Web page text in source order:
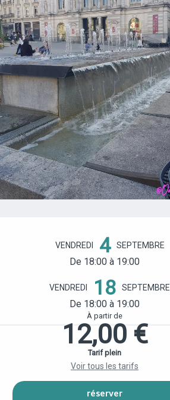
VENDREDI 4 SEPTEMBRE
De 18:00 à 19:00
VENDREDI 18 SEPTEMBRE
De 18:00 à 19:00
À partir de
12,00 €
Tarif plein
Voir tous les tarifs
RÉSERVER